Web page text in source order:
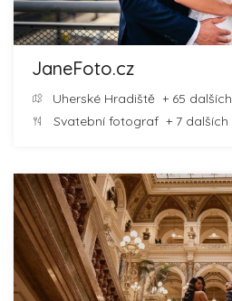
JaneFoto.cz
Uherské Hradiště + 65 dalších
Svatební fotograf + 7 dalších